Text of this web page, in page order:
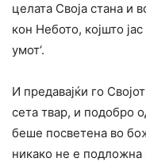
целата Своја стана и
кон Небото, којшто
умот‘.
И предавајќи го
сета твар, и подобро
беше посветена во
никако не е подложна